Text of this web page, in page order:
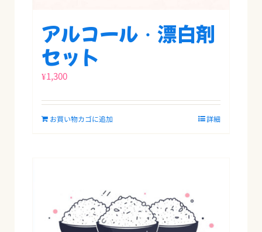
アルコール・漂白剤
セット
¥1,300
お買い物カゴに追加 詳細
ギフトを送る 参加する